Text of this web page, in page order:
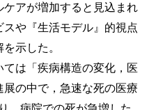
アが増加すると見込まれ
や『生活モデル』的視点
示した。
は「疾病構造の変化，医
の中で，急速な死の医療